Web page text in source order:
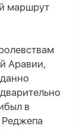
маршрут
Аравии,
в